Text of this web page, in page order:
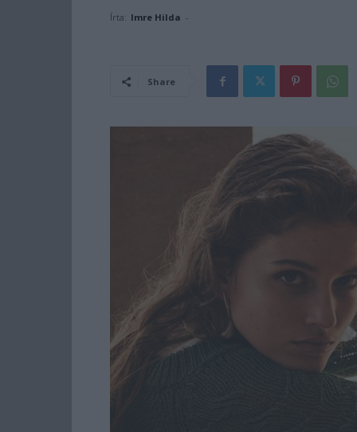
Írta: Imre Hilda -
Share